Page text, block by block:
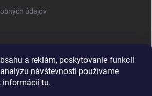
a reklám, poskytovanie funkcií
návštevnosti používame
informácií tu.
údajov